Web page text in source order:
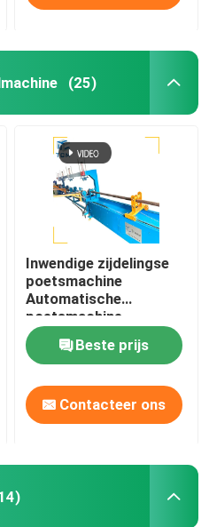
(25)
Inwendige zijdelingse
poetsmachine
Automatische
poetsmachine
Poetsmachine voor een
enkele buis van staal
Beste prijs
Contacteer ons